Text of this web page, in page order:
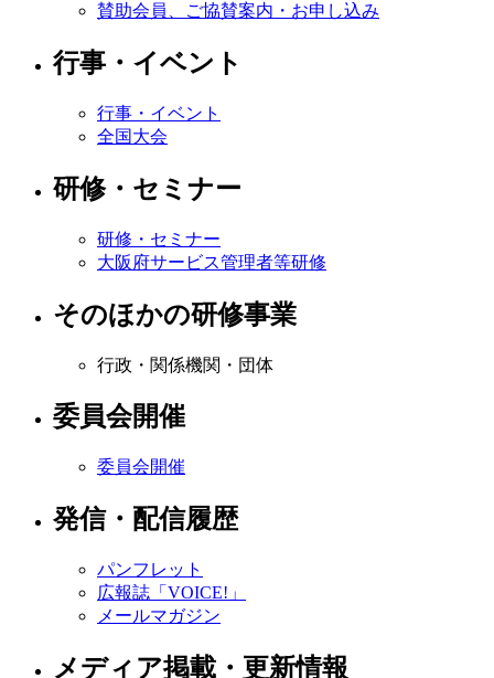
賛助会員、ご協賛案内・お申し込み
行事・イベント
行事・イベント
全国大会
研修・セミナー
研修・セミナー
大阪府サービス管理者等研修
そのほかの研修事業
行政・関係機関・団体
委員会開催
委員会開催
発信・配信履歴
パンフレット
広報誌「VOICE!」
メールマガジン
メディア掲載・更新情報